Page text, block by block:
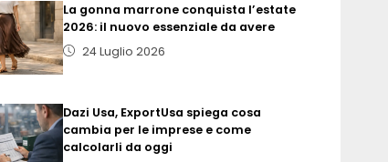
La gonna marrone conquista l’estate
2026: il nuovo essenziale da avere
24 Luglio 2026
Dazi Usa, ExportUsa spiega cosa
cambia per le imprese e come
calcolarli da oggi